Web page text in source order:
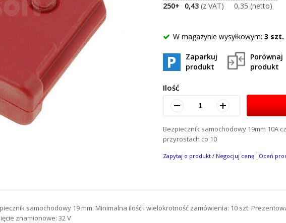
250+
0,43 0,35
W magazynie wysyłkowym: 3 szt.
Zaparkuj
produkt
Porównaj
produkt
Ilość
Bezpiecznik samochodowy 19mm 10A
przyrostach co 10
Zapytaj o produkt / Negocjuj cenę Oceń
samochodowy 19 mm. Minimalna ilość i wielokrotność zamówienia: 10 szt.
znamionowe: 32 V